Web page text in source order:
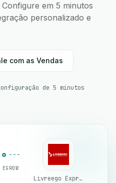
em 5 minutos
personalizado e
com as Vendas
de 5 minutos
Livreego Expresse